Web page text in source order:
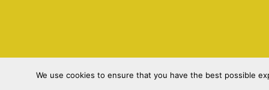
We use cookies to ensure that you have the best possible